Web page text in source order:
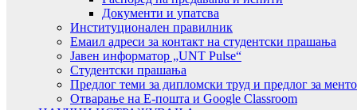
Документи и упатсва
Институционален правилник
Емаил адреси за контакт на студентски прашања
Јавен информатор „UNT Pulse“
Студентски прашања
Предлог теми за дипломски труд и предлог за
Отварање на Е-пошта и Google Classroom